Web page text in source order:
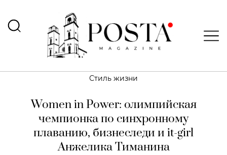
Стиль жизни
Women in Power: олимпийская
чемпионка по синхронному
плаванию, бизнеследи и it-girl
Анжелика Тиманина